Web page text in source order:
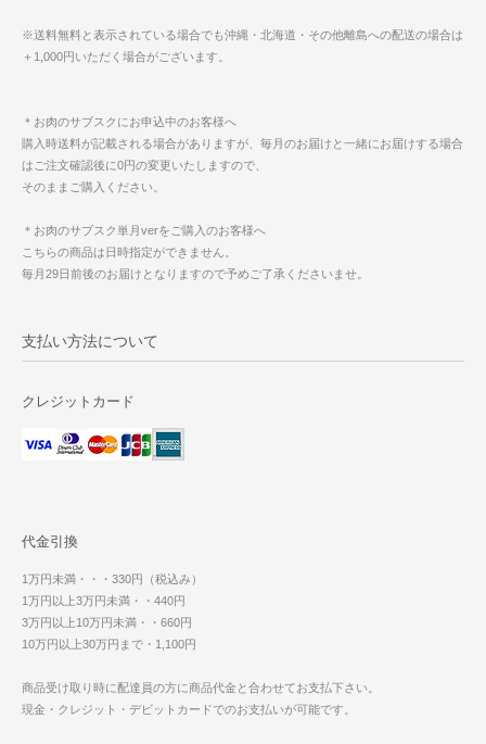
※送料無料と表示されている場合でも沖縄・北海道・その他離島への配送の場合は
＋1,000円いただく場合がございます。
＊お肉のサブスクにお申込中のお客様へ
購入時送料が記載される場合がありますが、毎月のお届けと一緒にお届けする場合
はご注文確認後に0円の変更いたしますので、
そのままご購入ください。
＊お肉のサブスク単月verをご購入のお客様へ
こちらの商品は日時指定ができません。
毎月29日前後のお届けとなりますので予めご了承くださいませ。
支払い方法について
クレジットカード
代金引換
1万円未満・・・330円（税込み）
1万円以上3万円未満・・440円
3万円以上10万円未満・・660円
10万円以上30万円まで・1,100円
商品受け取り時に配達員の方に商品代金と合わせてお支払下さい。
現金・クレジット・デビットカードでのお支払いが可能です。